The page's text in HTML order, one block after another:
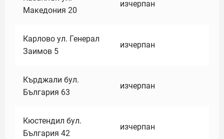
Македония 20
изчерпан
Карлово ул. Генерал
Заимов 5
изчерпан
Кърджали бул.
България 63
изчерпан
Кюстендил бул.
България 42
изчерпан